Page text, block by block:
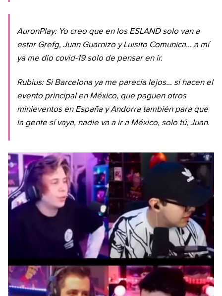
AuronPlay: Yo creo que en los ESLAND solo van a
estar Grefg, Juan Guarnizo y Luisito Comunica… a mí
ya me dio covid-19 solo de pensar en ir.
Rubius: Si Barcelona ya me parecía lejos… si hacen el
evento principal en México, que paguen otros
minieventos en España y Andorra también para que
la gente sí vaya, nadie va a ir a México, solo tú, Juan.